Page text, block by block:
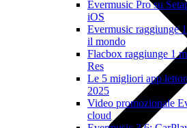
Evermusic Pro su
iOS
Evermusic raggiunge
il mondo
Flacbox raggiunge 1
Res
Le 5 migliori app
2025
Video promozionale
cloud